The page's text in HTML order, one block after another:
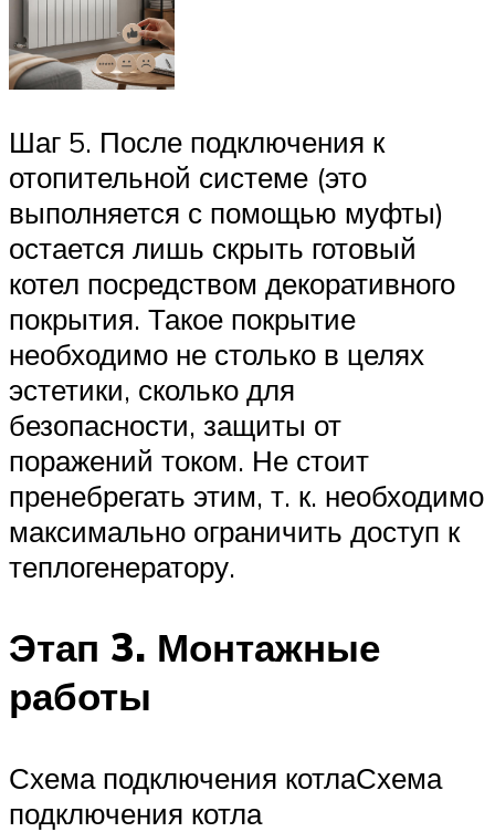
Шаг 5. После подключения к
отопительной системе (это
выполняется с помощью муфты)
остается лишь скрыть готовый
котел посредством декоративного
покрытия. Такое покрытие
необходимо не столько в целях
эстетики, сколько для
безопасности, защиты от
поражений током. Не стоит
пренебрегать этим, т. к. необходимо
максимально ограничить доступ к
теплогенератору.
Этап 3. Монтажные
работы
Схема подключения котлаСхема
подключения котла